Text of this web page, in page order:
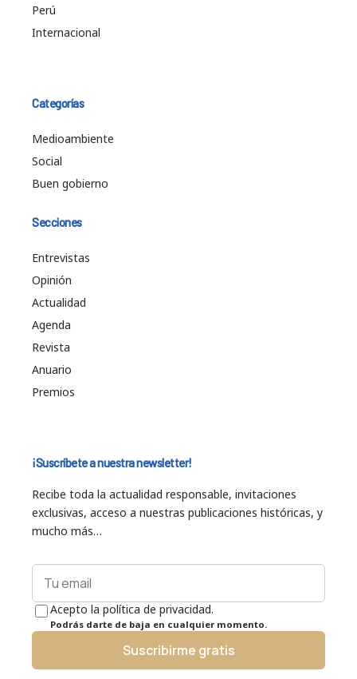
Perú
Internacional
Categorías
Medioambiente
Social
Buen gobierno
Secciones
Entrevistas
Opinión
Actualidad
Agenda
Revista
Anuario
Premios
¡Suscríbete a nuestra newsletter!
Recibe toda la actualidad responsable, invitaciones
exclusivas, acceso a nuestras publicaciones históricas, y
mucho más…
Acepto la política de privacidad.
Podrás darte de baja en cualquier momento.
Suscribirme gratis